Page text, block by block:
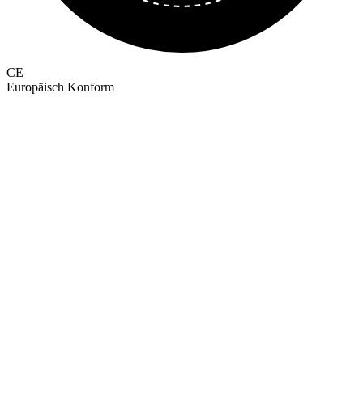
CE
Europäisch Konform